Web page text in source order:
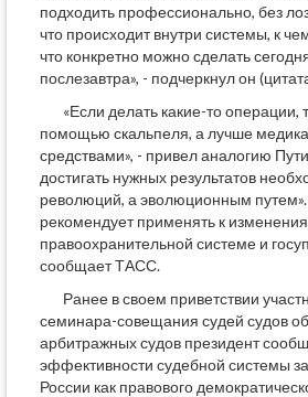
подходить профессионально, без
что происходит внутри системы, к
что конкретно можно сделать
послезавтра», - подчеркнул он
«Если делать какие-то операции,
помощью скальпеля, а лучше
средствами», - привел аналогию
достигать нужных результатов
революций, а эволюционным
рекомендует применять к
правоохранительной системе и
сообщает ТАСС.
Ранее в своем приветствии
семинара-совещания судей судов
арбитражных судов президент
эффективности судебной системы
России как правового